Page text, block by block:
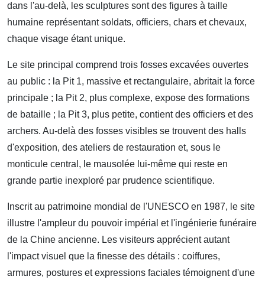
dans l'au-delà, les sculptures sont des figures à taille
humaine représentant soldats, officiers, chars et chevaux,
chaque visage étant unique.
Le site principal comprend trois fosses excavées ouvertes
au public : la Pit 1, massive et rectangulaire, abritait la force
principale ; la Pit 2, plus complexe, expose des formations
de bataille ; la Pit 3, plus petite, contient des officiers et des
archers. Au-delà des fosses visibles se trouvent des halls
d'exposition, des ateliers de restauration et, sous le
monticule central, le mausolée lui-même qui reste en
grande partie inexploré par prudence scientifique.
Inscrit au patrimoine mondial de l'UNESCO en 1987, le site
illustre l'ampleur du pouvoir impérial et l'ingénierie funéraire
de la Chine ancienne. Les visiteurs apprécient autant
l'impact visuel que la finesse des détails : coiffures,
armures, postures et expressions faciales témoignent d'une